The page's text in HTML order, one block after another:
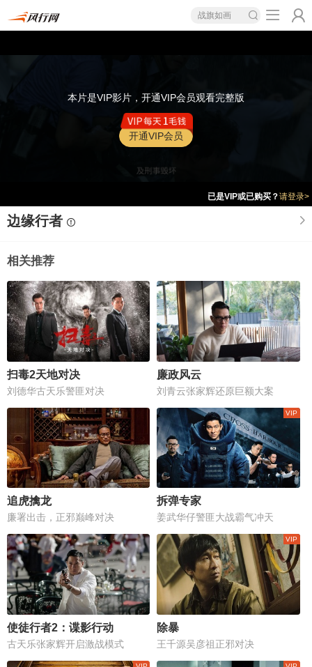
战旗如画
本片是VIP影片，开通VIP会员观看完整版
开通VIP会员
已是VIP或已购买？请登录>
边缘行者
相关推荐
扫毒2天地对决
刘德华古天乐警匪对决
廉政风云
刘青云张家辉还原巨额大案
追虎擒龙
廉署出击，正邪巅峰对决
拆弹专家
姜武华仔警匪大战霸气冲天
使徒行者2：谍影行动
古天乐张家辉开启激战模式
除暴
王千源吴彦祖正邪对决